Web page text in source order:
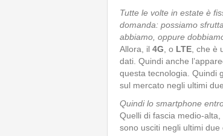
Tutte le volte in estate è
domanda: possiamo
abbiamo, oppure
Allora, il 4G , o LTE , che
dati. Quindi anche
questa tecnologia. Quindi
sul mercato negli ultimi
Quindi lo smartphone
Quelli di fascia medio-
sono usciti negli ultimi